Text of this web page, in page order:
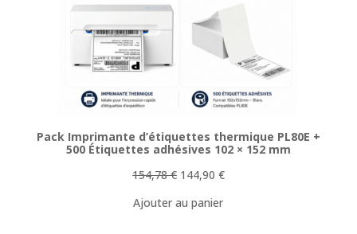
Pack Imprimante d’étiquettes thermique PL80E +
500 Étiquettes adhésives 102 × 152 mm
154,78€ Le
initial
144,90 €Le
Ajouter au panier